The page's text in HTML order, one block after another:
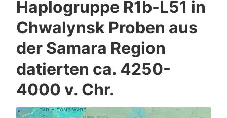
Haplogruppe R1b-L51 in
Chwalynsk Proben aus
der Samara Region
datierten ca. 4250-
4000 v. Chr.